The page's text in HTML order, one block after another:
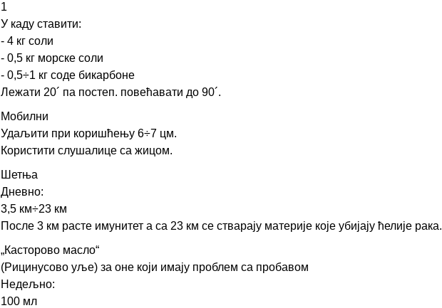
1
У каду ставити:
- 4 кг соли
- 0,5 кг морске соли
- 0,5÷1 кг соде бикарбоне
Лежати 20´ па постеп. повећавати до 90´.
Мобилни
Удаљити при коришћењу 6÷7 цм.
Користити слушалице са жицом.
Шетња
Дневно:
3,5 км÷23 км
После 3 км расте имунитет а са 23 км се стварају материје које убијају ћелије рака.
„Касторово масло“
(Рицинусово уље) за оне који имају проблем са пробавом
Недељно:
100 мл